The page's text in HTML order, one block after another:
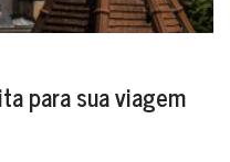
para sua viagem